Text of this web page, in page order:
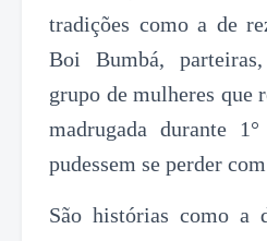
tradições como a de
Boi Bumbá,
grupo de mulheres que
madrugada durante
pudessem se perder
São histórias como a